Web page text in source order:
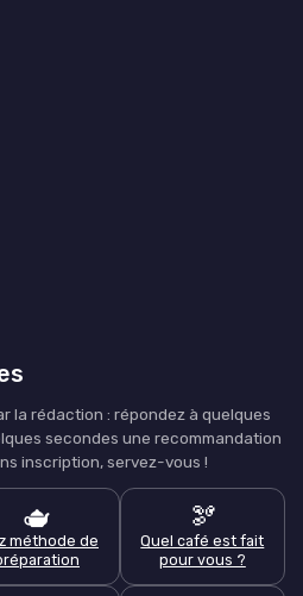
la rédaction : répondez à quelques
secondes une recommandation
inscription, servez-vous !
🫖
méthode de
🫘
Quel café est fait
pour vous ?